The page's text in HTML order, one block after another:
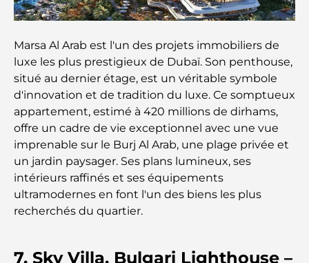
guide complet pour les familles
Les meilleurs complexes hôteliers balnéaires de
Dubaï pour une escapade de luxe
Lieux romantiques à Dubaï pour des moments
inoubliables
Les meilleures options de séjour à Dubaï : Hôtels
et complexes hôteliers de premier plan
Meilleurs restaurants pour un déjeuner d'affaires
au DIFC
monde
Marsa Al Arab est l'un des projets immobiliers de
luxe les plus prestigieux de Dubaï. Son penthouse,
situé au dernier étage, est un véritable symbole
d'innovation et de tradition du luxe. Ce somptueux
appartement, estimé à 420 millions de dirhams,
offre un cadre de vie exceptionnel avec une vue
imprenable sur le Burj Al Arab, une plage privée et
un jardin paysager. Ses plans lumineux, ses
intérieurs raffinés et ses équipements
ultramodernes en font l'un des biens les plus
recherchés du quartier.
7. Sky Villa, Bulgari Lighthouse –